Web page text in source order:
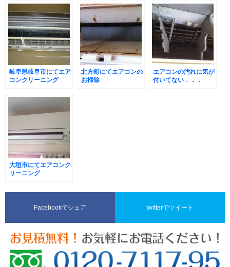
岐阜県岐阜市にてエア
コンクリーニング
北方町にてエアコンの
お掃除
エアコンの汚れに気が
付いてない．．．
大垣市にてエアコンク
リーニング
Facebookでシェア twitterでツイート